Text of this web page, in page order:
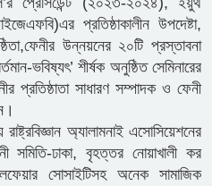
প্রতিষ্ঠাকালীন উপদেষ্টা,
উন্নয়নের ২০টি প্রস্তাবনা
ভবিষ্যৎ’ শীর্ষক অনুষ্ঠিত সেমিনারের
প্রতিষ্ঠাতা সাধারণ সম্পাদক ও ফেনী
অ্যালামনাই এসোসিয়েশনের
ঢাকা, বৃহত্তর নোয়াখালী কর
সোসাইটিসহ অনেক সামাজিক